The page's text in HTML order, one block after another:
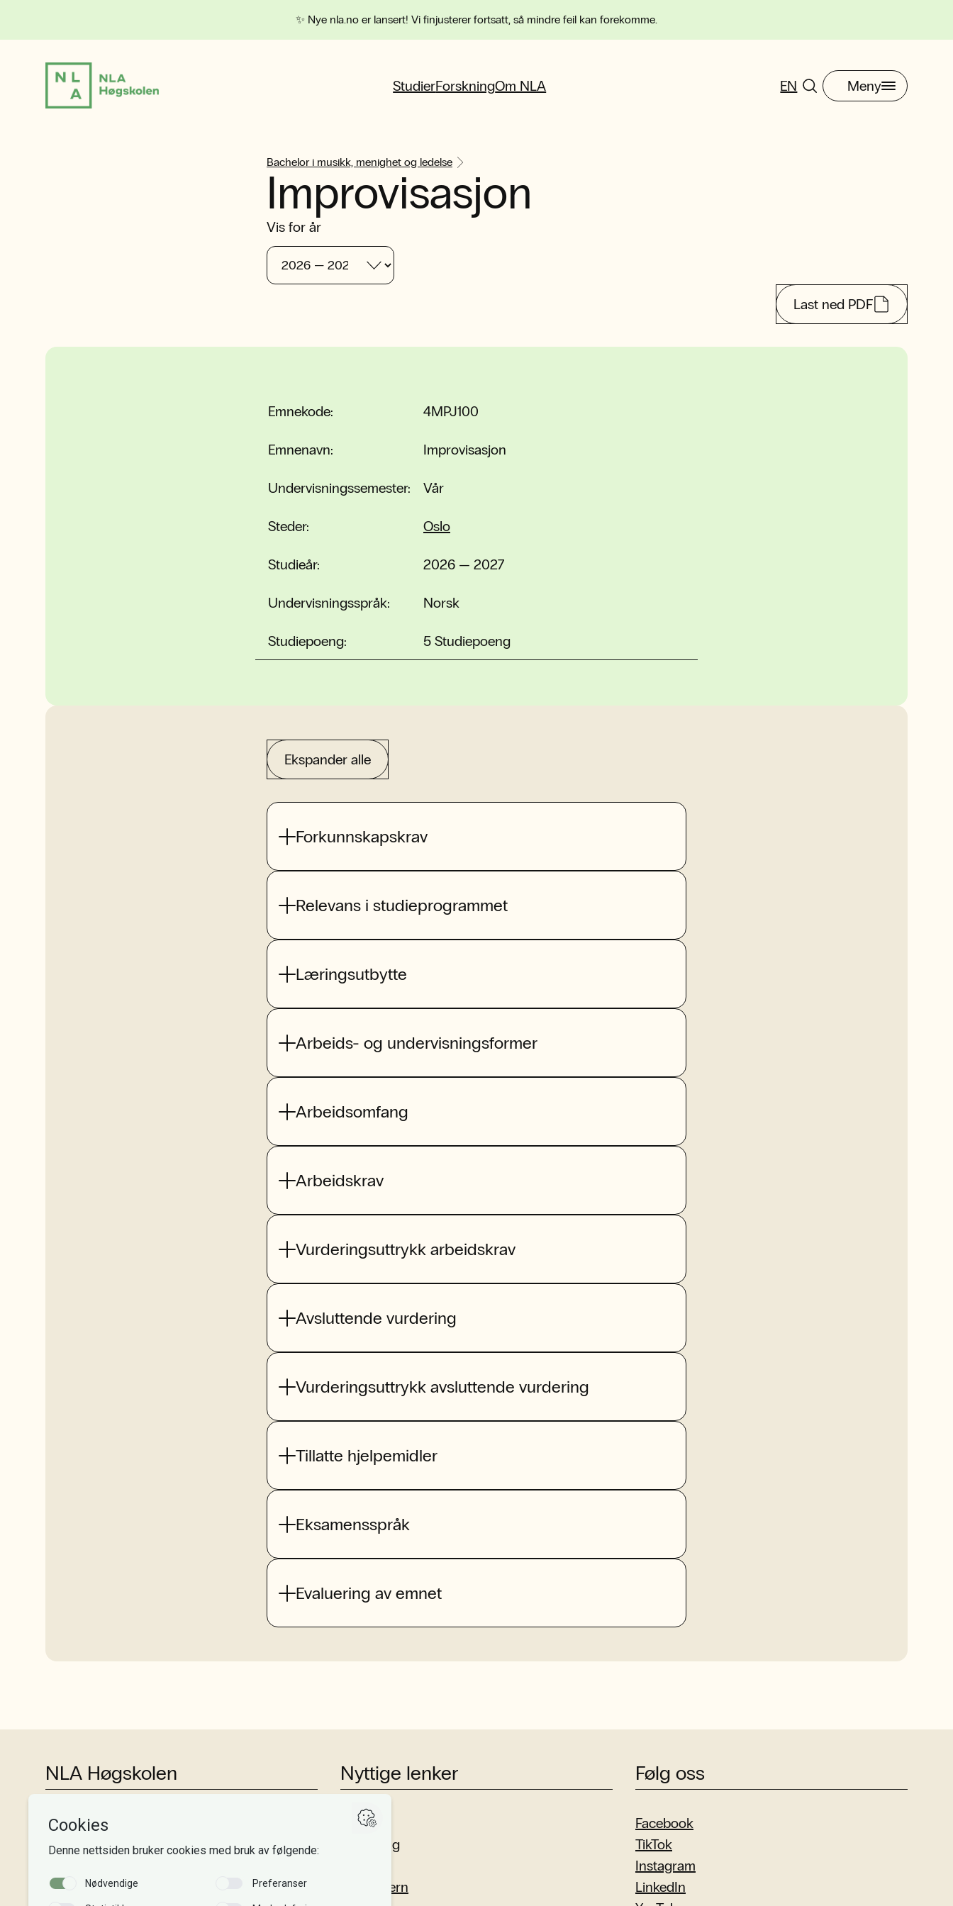
✨ Nye nla.no er lansert! Vi finjusterer fortsatt, så mindre feil kan forekomme.
StudierForskningOm NLA EN Meny
Bachelor i musikk, menighet og ledelse
Improvisasjon
Vis for år
Last ned PDF
Emnekode: 4MPJ100
Emnenavn: Improvisasjon
Undervisningssemester: Vår
Steder: Oslo
Studieår: 2026 — 2027
Undervisningsspråk: Norsk
Studiepoeng: 5 Studiepoeng
Ekspander alle
Forkunnskapskrav
Relevans i studieprogrammet
Læringsutbytte
Arbeids- og undervisningsformer
Arbeidsomfang
Arbeidskrav
Vurderingsuttrykk arbeidskrav
Avsluttende vurdering
Vurderingsuttrykk avsluttende vurdering
Tillatte hjelpemidler
Eksamensspråk
Evaluering av emnet
NLA Høgskolen
Tlf:+47 55 54 07 00
Send epost
Organisasjonsnr. 995 189 186
Nyttige lenker
Studier
Forskning
Personvern
Følg oss
Facebook
TikTok
Instagram
LinkedIn